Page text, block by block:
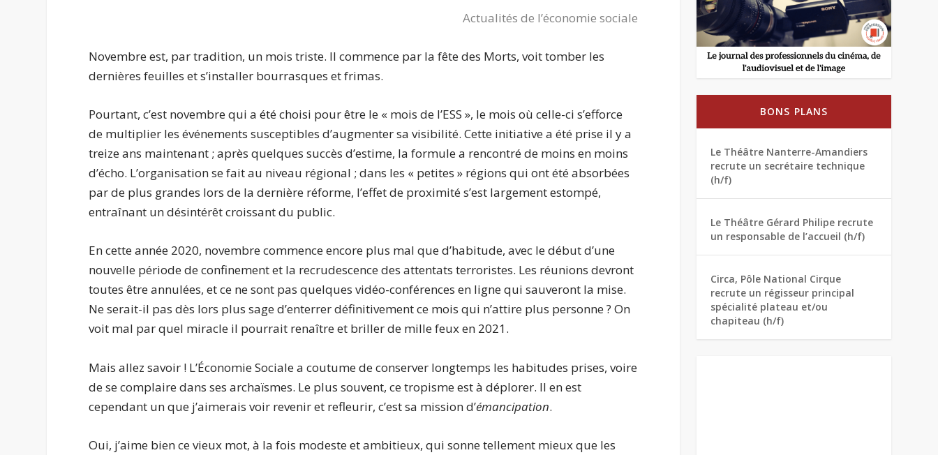
Actualités de l’économie sociale
Novembre est, par tradition, un mois triste. Il commence par la fête des Morts, voit tomber les
dernières feuilles et s’installer bourrasques et frimas.
Pourtant, c’est novembre qui a été choisi pour être le « mois de l’ESS », le mois où celle-ci s’efforce
de multiplier les événements susceptibles d’augmenter sa visibilité. Cette initiative a été prise il y a
treize ans maintenant ; après quelques succès d’estime, la formule a rencontré de moins en moins
d’écho. L’organisation se fait au niveau régional ; dans les « petites » régions qui ont été absorbées
par de plus grandes lors de la dernière réforme, l’effet de proximité s’est largement estompé,
entraînant un désintérêt croissant du public.
En cette année 2020, novembre commence encore plus mal que d’habitude, avec le début d’une
nouvelle période de confinement et la recrudescence des attentats terroristes. Les réunions devront
toutes être annulées, et ce ne sont pas quelques vidéo-conférences en ligne qui sauveront la mise.
Ne serait-il pas dès lors plus sage d’enterrer définitivement ce mois qui n’attire plus personne ? On
voit mal par quel miracle il pourrait renaître et briller de mille feux en 2021.
Mais allez savoir ! L’Économie Sociale a coutume de conserver longtemps les habitudes prises, voire
de se complaire dans ses archaïsmes. Le plus souvent, ce tropisme est à déplorer. Il en est
cependant un que j’aimerais voir revenir et refleurir, c’est sa mission d’émancipation.
Oui, j’aime bien ce vieux mot, à la fois modeste et ambitieux, qui sonne tellement mieux que les
BONS PLANS
Le Théâtre Nanterre-Amandiers
recrute un secrétaire technique
(h/f)
Le Théâtre Gérard Philipe recrute
un responsable de l’accueil (h/f)
Circa, Pôle National Cirque
recrute un régisseur principal
spécialité plateau et/ou
chapiteau (h/f)